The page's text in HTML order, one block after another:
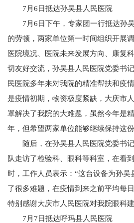
7月6日抵达孙吴县人民医院
7月6日下午，专家团一行抵达孙
的劳顿，两家单位第一时间组织开展
医院境况、医院未来发展方向、康复
切友好交流，孙吴县人民医院党委书
民医院多年来对我院的精准帮扶和疫
是疫情初期，物资极度紧缺，大庆市
罩解决了我院的大难题，虽然今年是
年，但希望两家单位能够继续保持这
随后，在孙吴县人民医院党委书
队走访了检验科、眼科等科室，在看
时，工作人员表示：“这台设备为孙
了很多难题，在疫情到来之前平均每
特别感谢大庆市人民医院对我院眼科
7月7日抵达呼玛县人民医院